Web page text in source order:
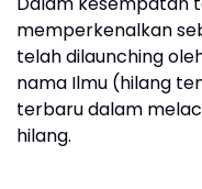
memperkenalkan
telah dilaunching
nama Ilmu (hilang
terbaru dalam
hilang.